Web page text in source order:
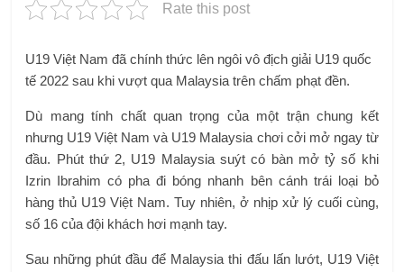
Rate this post
U19 Việt Nam đã chính thức lên ngôi vô địch giải U19 quốc
tế 2022 sau khi vượt qua Malaysia trên chấm phạt đền.
Dù mang tính chất quan trọng của một trận chung kết
nhưng U19 Việt Nam và U19 Malaysia chơi cởi mở ngay từ
đầu. Phút thứ 2, U19 Malaysia suýt có bàn mở tỷ số khi
Izrin Ibrahim có pha đi bóng nhanh bên cánh trái loại bỏ
hàng thủ U19 Việt Nam. Tuy nhiên, ở nhịp xử lý cuối cùng,
số 16 của đội khách hơi mạnh tay.
Sau những phút đầu để Malaysia thi đấu lấn lướt, U19 Việt